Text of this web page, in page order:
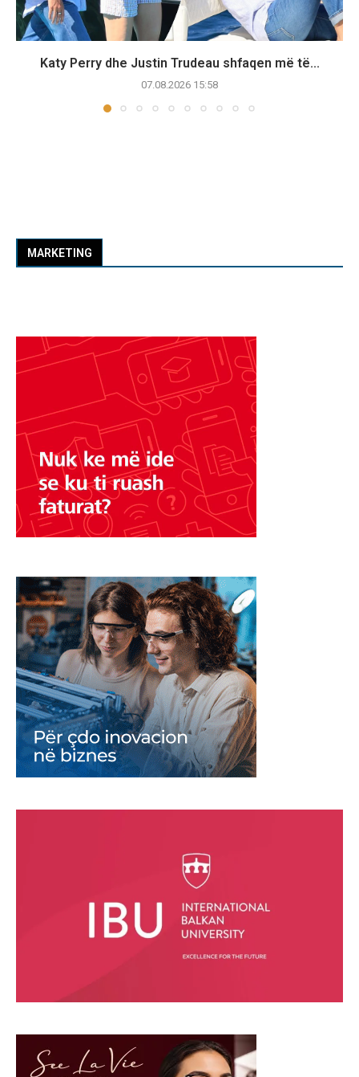
Katy Perry dhe Justin Trudeau shfaqen më të...
07.08.2026 15:58
MARKETING